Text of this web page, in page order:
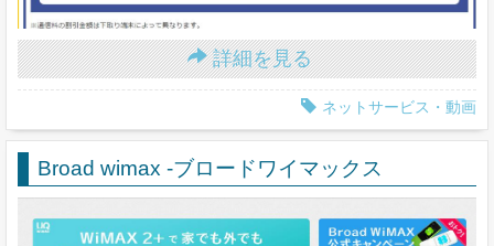
詳細を見る
ネットサービス・動画
Broad wimax -ブロードワイマックス